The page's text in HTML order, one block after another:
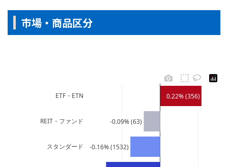
市場・商品区分
-0.16% (1532)
-0.09% (63)
0.22% (356)
スタンダード
REIT・ファンド
ETF・ETN